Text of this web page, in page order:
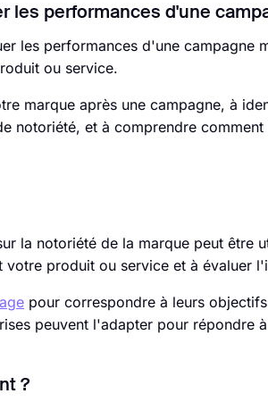
les performances d'une
les performances d'une campagne
ou service.
marque après une campagne, à
notoriété, et à comprendre
la notoriété de la marque peut être
produit ou service et à évaluer
pour correspondre à leurs
peuvent l'adapter pour répondre
?